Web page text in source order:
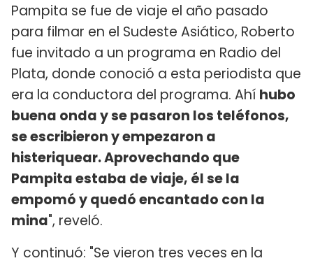
Pampita se fue de viaje el año pasado
para filmar en el Sudeste Asiático, Roberto
fue invitado a un programa en Radio del
Plata, donde conoció a esta periodista que
era la conductora del programa. Ahí hubo
buena onda y se pasaron los teléfonos,
se escribieron y empezaron a
histeriquear. Aprovechando que
Pampita estaba de viaje, él se la
empomó y quedó encantado con la
mina", reveló.
Y continuó: "Se vieron tres veces en la